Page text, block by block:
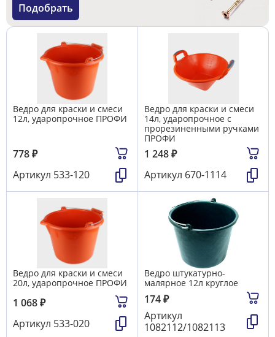
Подобрать
Ведро для краски и смеси
12л, ударопрочное ПРОФИ
778₽
Артикул 533-120
Ведро для краски и смеси
14л, ударопрочное с
прорезиненными ручками
ПРОФИ
1 248₽
Артикул 670-1114
Ведро для краски и смеси
20л, ударопрочное ПРОФИ
1 068₽
Артикул 533-020
Ведро штукатурно-
малярное 12л круглое
174₽
Артикул
1082112/1082113